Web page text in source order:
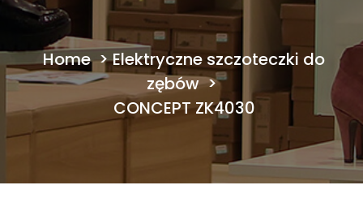
Home>Elektryczne szczoteczki do
zębów>
CONCEPT ZK4030